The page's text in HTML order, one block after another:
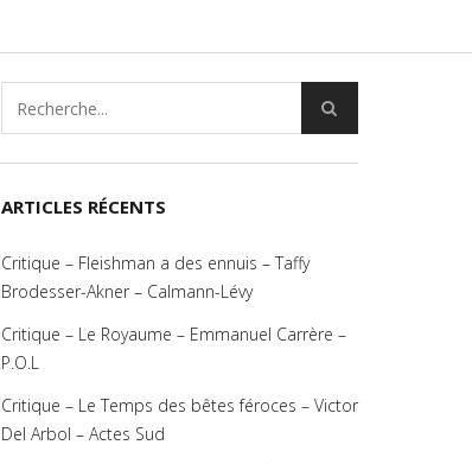
ARTICLES RÉCENTS
Critique – Fleishman a des ennuis – Taffy
Brodesser-Akner – Calmann-Lévy
Critique – Le Royaume – Emmanuel Carrère –
P.O.L
Critique – Le Temps des bêtes féroces – Victor
Del Arbol – Actes Sud